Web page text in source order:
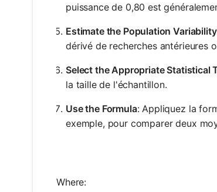
puissance de 0,80 est
Estimate the Population Variability
dérivé de recherches antérieures
Select the Appropriate Statistical
la taille de l'échantillon.
Use the Formula: Appliquez la
exemple, pour comparer deux
Where: